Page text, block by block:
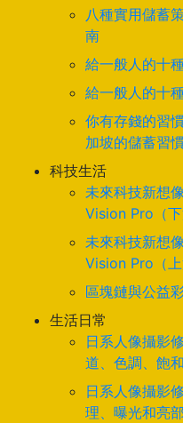
八種實用儲蓄
南
給一般人的十
給一般人的十
你有存錢的習
加坡的儲蓄習
科技生活
未來科技新想
Vision Pro（下
未來科技新想
Vision Pro（上
區塊鏈與公益
生活日常
日系人像攝影
道、色調、飽
日系人像攝影
理、曝光和亮